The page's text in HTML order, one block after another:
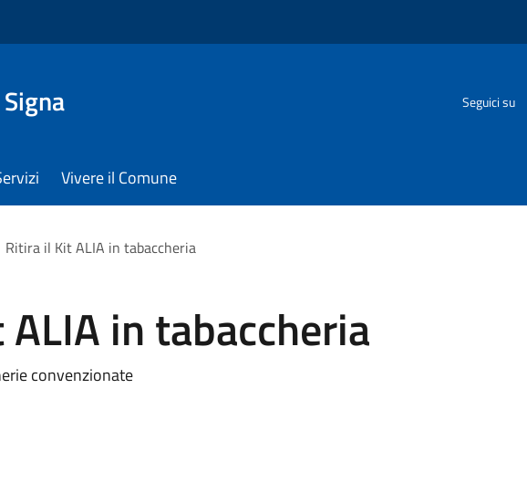
Seguici su
Vivere il Comune
Ritira il Kit ALIA in tabaccheria
in tabaccheria
convenzionate